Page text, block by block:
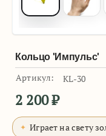
Кольцо 'Импульс'
Артикул: KL-30
2 200₽
Играет на свету